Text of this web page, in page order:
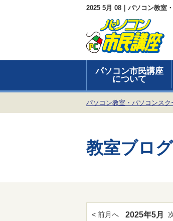
2025 5月 08｜パソコン教室
パソコン市民講座
について
パソコン教室・パソコンスク
教室ブログ
< 前月へ 2025年5月